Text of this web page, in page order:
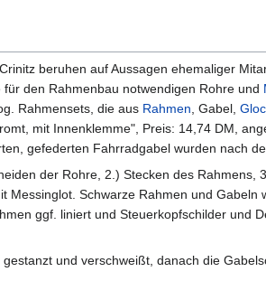
beruhen auf Aussagen ehemaliger
den Rahmenbau notwendigen Rohre und
Rahmensets, die aus Rahmen , Gabel,
mit Innenklemme", Preis: 14,74 DM,
gefederten Fahrradgabel wurden nach
der Rohre, 2.) Stecken des
Schwarze Rahmen und
ggf. liniert und Steuerkopfschilder und
und verschweißt, danach die